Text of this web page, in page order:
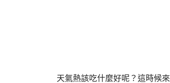
天氣熱該吃什麼好呢？這時候